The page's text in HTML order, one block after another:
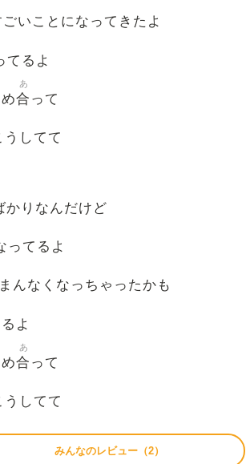
いことになってきたよ
てるよ
合
あ
って
してて
かりなんだけど
ってるよ
まんなくなっちゃったかも
よ
合
あ
って
してて
みんなのレビュー（2）